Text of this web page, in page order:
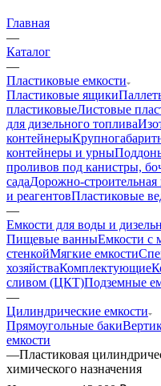
Главная
—
Каталог
—
Пластиковые емкости
Пластиковые ящики
пластиковыеЛистовые
для дизельного топлива
контейнеры
контейнеры и урны
проливов под канистры,
садаДорожно-
и реагентовПластиковые
—
Емкости для воды и
Пищевые ванныЕмкости с
стенкойМягкие емкости
хозяйстваКомплектующие
сливом (ЦКТ)Подземные
—
Цилиндрические емкости
Прямоугольные баки
емкости
—Пластиковая
химического назначения